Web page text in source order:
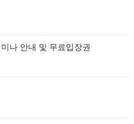
나 안내 및 무료입장권